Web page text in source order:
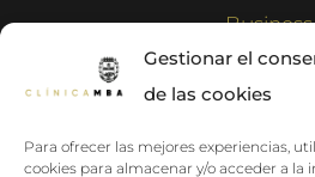
Gestionar el
de las cookies
Para ofrecer las mejores experiencias,
cookies para almacenar y/o acceder a la
Business